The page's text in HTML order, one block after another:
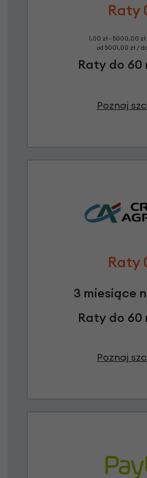
Raty
1,00 zł - 5000,00
od 5001,00 zł /
Raty do 60
Poznaj
Raty
3 miesiące
Raty do 60
Poznaj